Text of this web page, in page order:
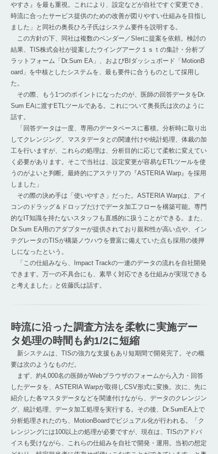
やすさ』を最も重視。これにより、設定などが自社ですぐ変更でき、
時流に合ったサービス提供のための改善が図りやすい仕組みを目指し
ました」と同社の奥長ひろ子氏はシステム要件を説明する。
この方針の下、同社は複数のベンダー／SIerに提案を依頼。検討の
結果、TIS株式会社が提案したウイングアーク１ｓｔの集計・分析プ
ラットフォーム「Dr.Sum EA」、およびBIダッシュボード「MotionB
oard」を中核としたシステムを、最も要件に合うものとして採用し
た。
その際、もう1つのポイントになったのが、医師の回答データをDr.
Sum EAに渡すETLツールである。これについて奥長氏は次のように
話す。
「回答データは一度、専用のデータベースに蓄積。分析時に取り出
してクレンジング、マスタデータとの関連付けや統計処理、体裁の加
工を行いますが、これらの処理は、分析目的に応じて柔軟に変えてい
く必要があります。そこで当社は、設定変更が容易なETLツールを使
うのがよいと判断。最終的にアステリアの『ASTERIA Warp』を採用
しました」
その際の決め手は「使いやすさ」だった。ASTERIA Warpは、アイ
コンのドラッグ＆ドロップだけでデータ加工フローを構築可能。専門
的なIT知識を持たないスタッフも直感的に扱うことができる。また、
Dr.Sum EA用のアダプターが提供されており親和性が高い点や、イン
テグレータのTISが構築ノウハウを豊富に備えていた点も採用の後押
しになったという。
「この仕組みなら、Impact Trackの一連のデータの流れを自社開発
できます。万一の不具合にも、素早く対応できる仕組みが実現できる
と考えました」と佐藤氏は話す。
時流に沿った調査方法を柔軟に実施デー
タ処理の時間も約1/2に短縮
新システムは、TISの強力な支援もあり短期間で開発完了。その概
要は次のようなものだ。
まず、約4,000名の医師がWebブラウザのフォームから入力・回答
したデータを、ASTERIA Warpが取得しCSV形式に変換。次に、先に
紹介した各マスタデータなどを関連付けながら、データのクレンジン
グ、統計処理、データ加工処理を実行する。その後、Dr.SumEA上で
分析処理されたのち、MotionBoardでビジュアル化が行われる。「ク
レンジングには100以上の処理が必要ですが、現在は、TISのアドバ
イスも受けながら、これらの仕組みを自社で開発・運用。当初の想定